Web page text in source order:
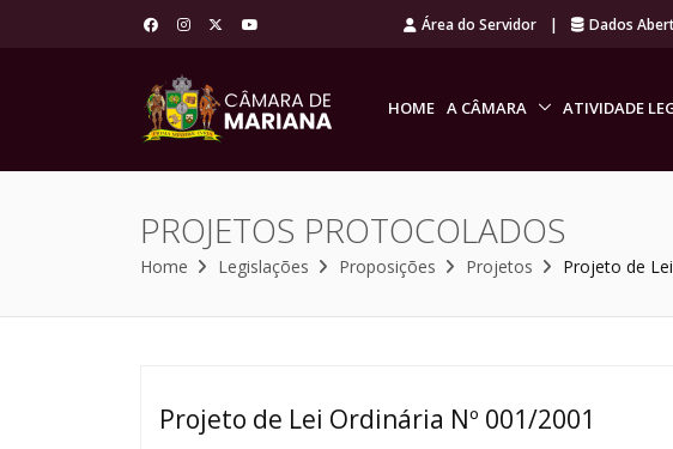
Área do Servidor | Dados
HOME A CÂMARA ATIVIDADE
PROJETOS PROTOCOLADOS
Home Legislações Proposições Projetos Projeto de
Projeto de Lei Ordinária Nº 001/2001